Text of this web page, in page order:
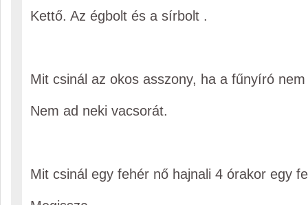
Kettő. Az égbolt és a sírbolt .
Mit csinál az okos asszony, ha a fűnyíró
Nem ad neki vacsorát.
Mit csinál egy fehér nő hajnali 4 órakor egy